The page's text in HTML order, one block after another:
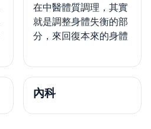
在中醫體質調理，其實
就是調整身體失衡的部
分，來回復本來的身體
內科